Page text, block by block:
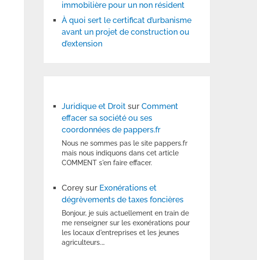
immobilière pour un non résident
À quoi sert le certificat d’urbanisme
avant un projet de construction ou
d’extension
Juridique et Droit surComment
effacer sa société ou ses
coordonnées de pappers.fr
Nous ne sommes pas le site pappers.fr
mais nous indiquons dans cet article
COMMENT s'en faire effacer.
Corey sur Exonérations et
dégrèvements de taxes foncières
Bonjour, je suis actuellement en train de
me renseigner sur les exonérations pour
les locaux d'entreprises et les jeunes
agriculteurs.…